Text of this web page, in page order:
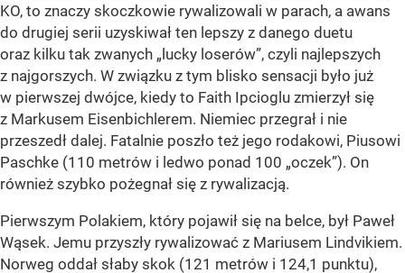
KO, to znaczy skoczkowie rywalizowali w parach, a awans
do drugiej serii uzyskiwał ten lepszy z danego duetu
oraz kilku tak zwanych „lucky loserów”, czyli najlepszych
z najgorszych. W związku z tym blisko sensacji było już
w pierwszej dwójce, kiedy to Faith Ipcioglu zmierzył się
z Markusem Eisenbichlerem. Niemiec przegrał i nie
przeszedł dalej. Fatalnie poszło też jego rodakowi, Piusowi
Paschke (110 metrów i ledwo ponad 100 „oczek”). On
również szybko pożegnał się z rywalizacją.
Pierwszym Polakiem, który pojawił się na belce, był Paweł
Wąsek. Jemu przyszły rywalizować z Mariusem Lindvikiem.
Norweg oddał słaby skok (121 metrów i 124,1 punktu),